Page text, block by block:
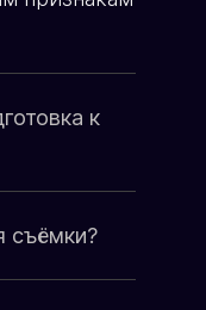
Оферты.
к
съёмки?